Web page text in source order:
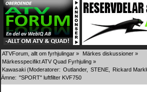
ATVForum, allt om fyrhjulingar » Märkes diskussioner »
Märkesspecifikt ATV Quad Fyrhjuling »
Kawasaki (Moderatorer: Outlander, STENE Rickard
Ämne: "SPORT" luftfilter KVF750